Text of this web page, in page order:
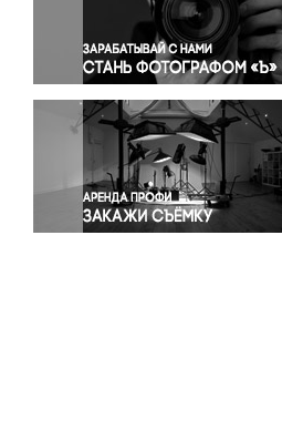
Правосудие
Происшествия и конфликты
Религия
Светская жизнь
Спорт
Экология
Экономика и бизнес